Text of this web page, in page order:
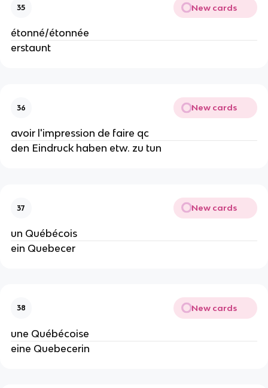
35 New cards
étonné/étonnée
erstaunt
36 New cards
avoir l'impression de faire qc
den Eindruck haben etw. zu tun
37 New cards
un Québécois
ein Quebecer
38 New cards
une Québécoise
eine Quebecerin